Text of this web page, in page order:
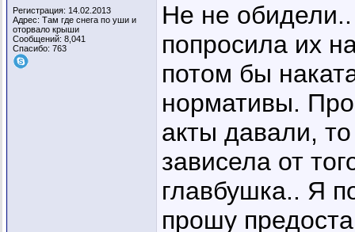
Регистрация: 14.02.2013
Адрес: Там где снега по уши и
оторвало крыши
Сообщений: 8,041
Спасибо: 763
Не не
попросила их
потом бы
нормативы.
акты давали,
зависела от
главбушка.. Я
прошу